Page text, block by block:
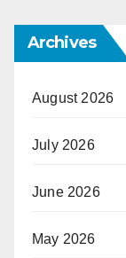
Archives
August 2026
July 2026
June 2026
May 2026